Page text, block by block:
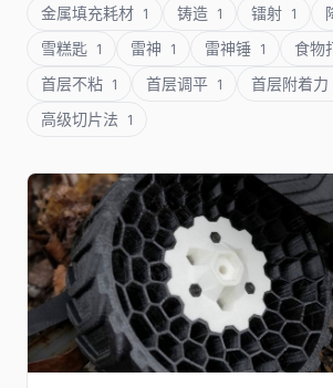
金属填充耗材 1 铸造 1 镭射 1
雪糕匙 1 雷神 1 雷神锤 1 食物
首层不粘 1 首层调平 1 首层附着力
高级切片法 1